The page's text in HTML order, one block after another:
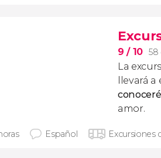
9/ 10 58
La
llevará
amor.
Español Excursiones